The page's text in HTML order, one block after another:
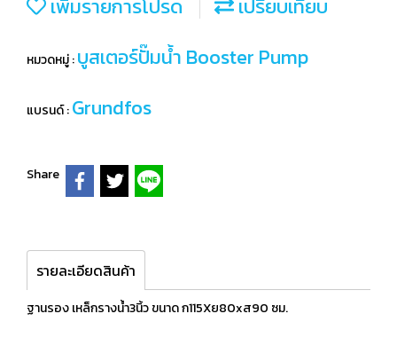
เพิ่มรายการโปรด เปรียบเทียบ
หมวดหมู่ :บูสเตอร์ปั๊มน้ำ Booster Pump
แบรนด์ :Grundfos
Share
รายละเอียดสินค้า
ฐานรอง เหล็กรางน้ำ3นิ้ว ขนาด ก115Xย80xส90 ซม.